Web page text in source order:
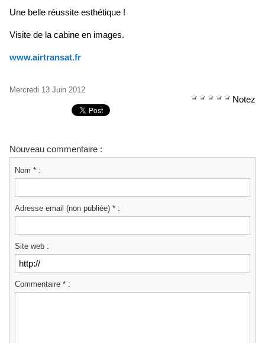
Une belle réussite esthétique !
Visite de la cabine en images.
www.airtransat.fr
Mercredi 13 Juin 2012
Notez
Nouveau commentaire :
Nom * :
Adresse email (non publiée) * :
Site web :
Commentaire * :